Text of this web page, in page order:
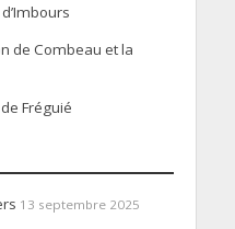
de Combeau et la
Fréguié
13 septembre 2025